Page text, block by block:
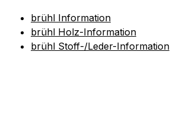
brühl Information
brühl Holz-Information
brühl Stoff-/Leder-Information